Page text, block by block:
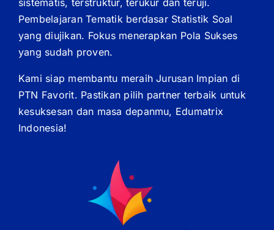
sistematis, terstruktur, terukur dan teruji.
Pembelajaran Tematik berdasar Statistik Soal
yang diujikan. Fokus menerapkan Pola Sukses
yang sudah proven.
Kami siap membantu meraih Jurusan Impian di
PTN Favorit. Pastikan pilih partner terbaik untuk
kesuksesan dan masa depanmu, Edumatrix
Indonesia!